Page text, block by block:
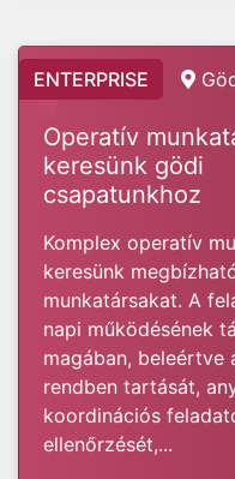
ENTERPRISE
Operatív
keresünk gödi
csapatunkhoz
Komplex operatív
keresünk
munkatársakat. A
napi működésének
magában, beleértve
rendben tartását,
koordinációs
ellenőrzését,...